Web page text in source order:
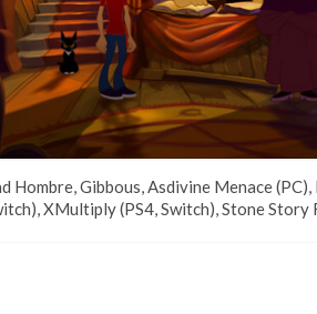
Hombre, Gibbous, Asdivine Menace (PC),
XMultiply (PS4, Switch), Stone Story